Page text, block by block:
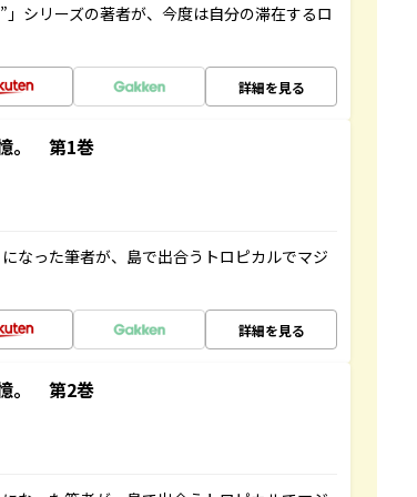
シリーズの著者が、今度は自分の滞在するロ
詳細を見る
。 第1巻
なった筆者が、島で出合うトロピカルでマジ
詳細を見る
。 第2巻